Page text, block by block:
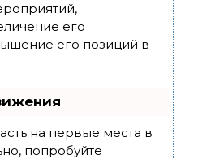
его
его позиций в
на первые места в
попробуйте